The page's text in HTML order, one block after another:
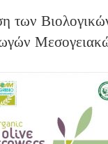
των